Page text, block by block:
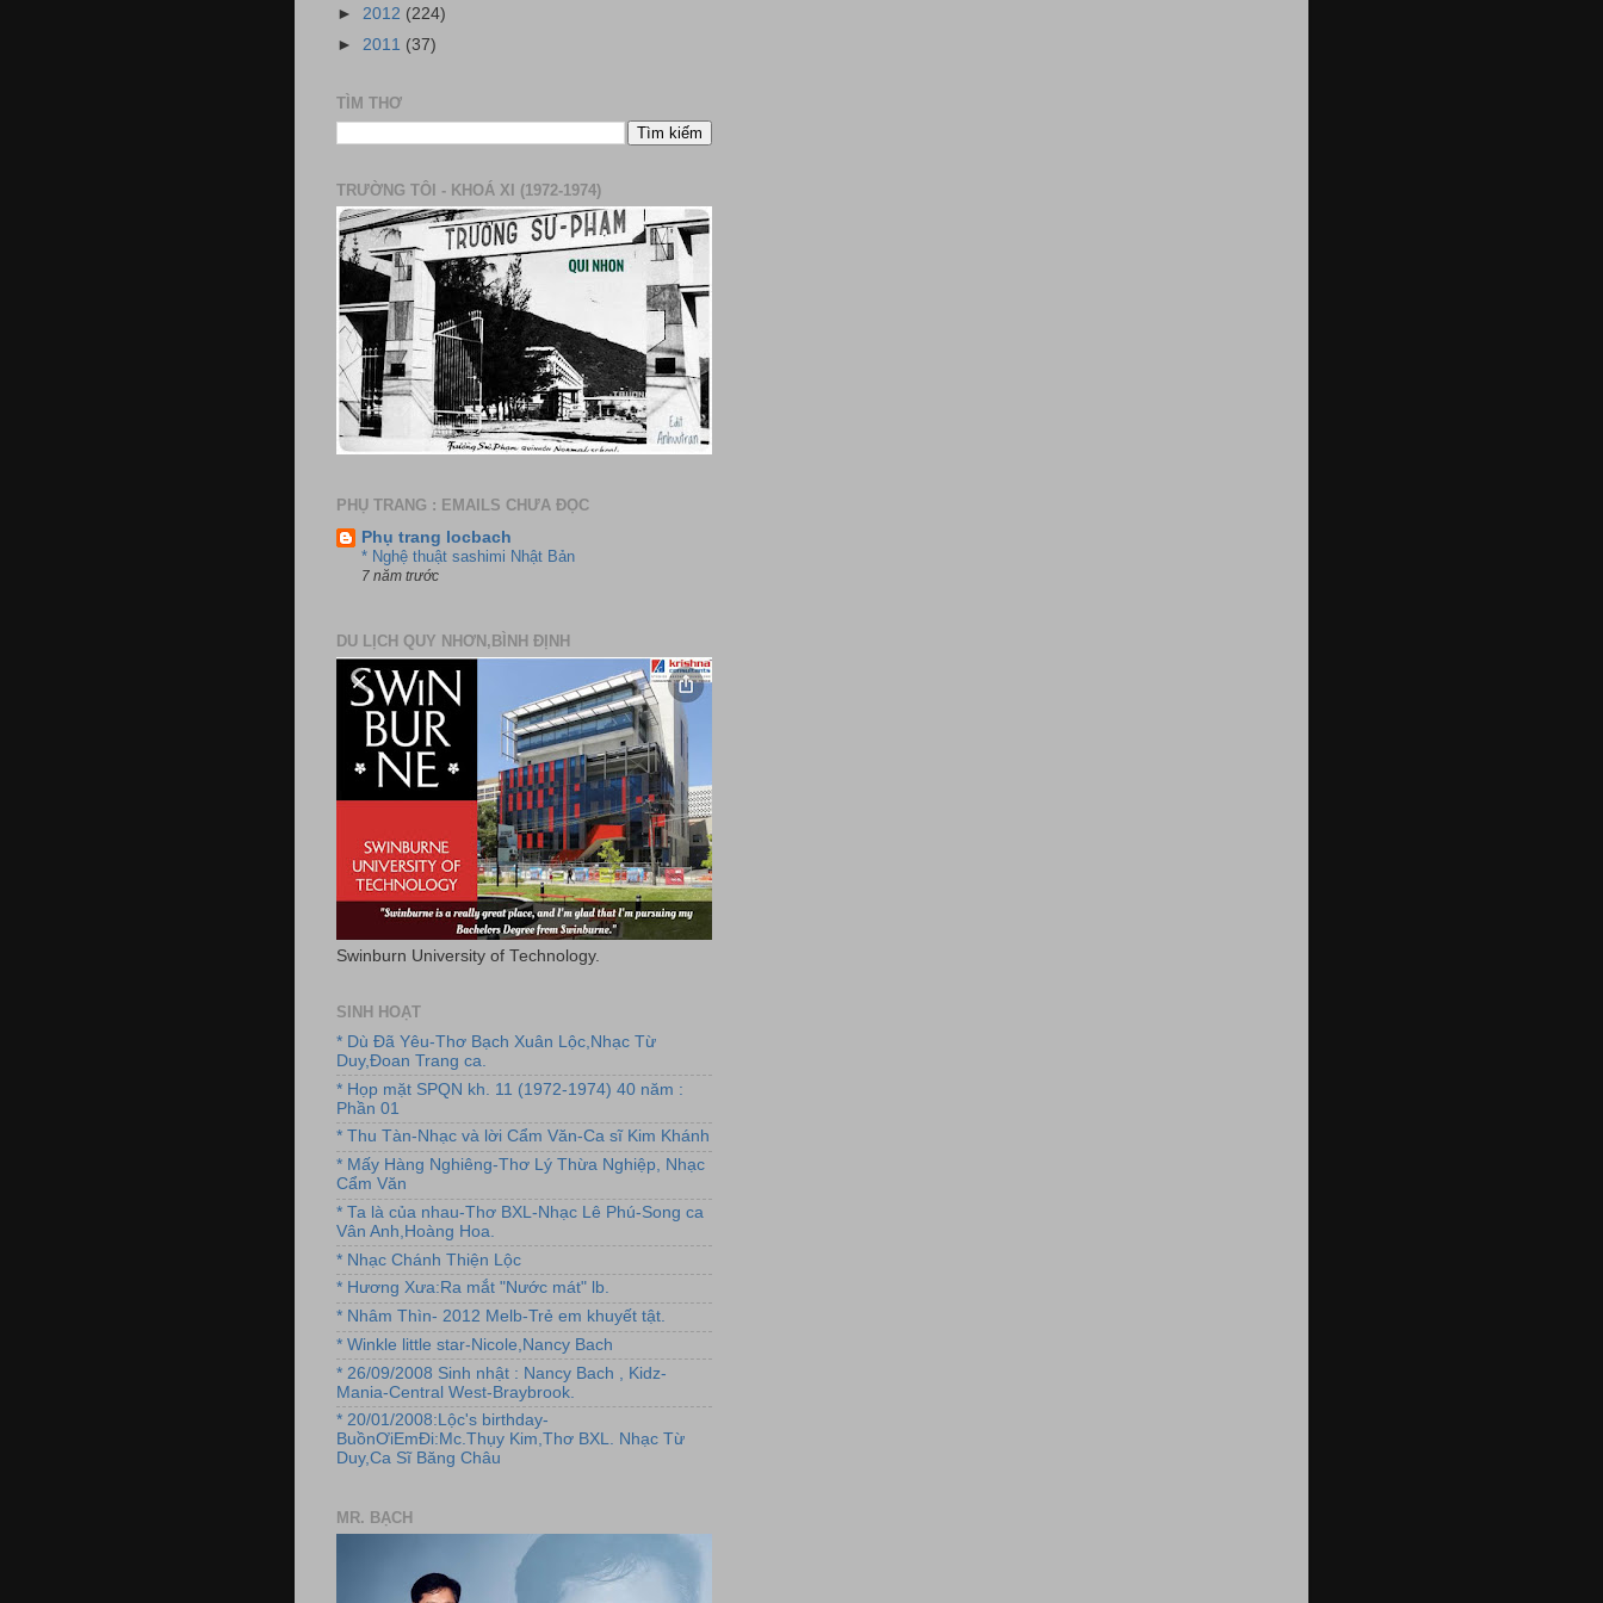
► 2012 (224)
► 2011 (37)
TÌM THƠ
TRƯỜNG TÔI - KHOÁ XI (1972-1974)
PHỤ TRANG : EMAILS CHƯA ĐỌC
Phụ trang locbach
* Nghệ thuật sashimi Nhật Bản
7 năm trước
DU LỊCH QUY NHƠN,BÌNH ĐỊNH
Swinburn University of Technology.
SINH HOẠT
* Dù Đã Yêu-Thơ Bạch Xuân Lộc,Nhạc Từ
Duy,Đoan Trang ca.
* Họp mặt SPQN kh. 11 (1972-1974) 40 năm :
Phần 01
* Thu Tàn-Nhạc và lời Cẩm Văn-Ca sĩ Kim Khánh
* Mấy Hàng Nghiêng-Thơ Lý Thừa Nghiệp, Nhạc
Cẩm Văn
* Ta là của nhau-Thơ BXL-Nhạc Lê Phú-Song ca
Vân Anh,Hoàng Hoa.
* Nhạc Chánh Thiện Lộc
* Hương Xưa:Ra mắt "Nước mát" lb.
* Nhâm Thìn- 2012 Melb-Trẻ em khuyết tật.
* Winkle little star-Nicole,Nancy Bach
* 26/09/2008 Sinh nhật : Nancy Bach , Kidz-
Mania-Central West-Braybrook.
* 20/01/2008:Lộc's birthday-
BuồnƠiEmĐi:Mc.Thụy Kim,Thơ BXL. Nhạc Từ
Duy,Ca Sĩ Băng Châu
MR. BẠCH